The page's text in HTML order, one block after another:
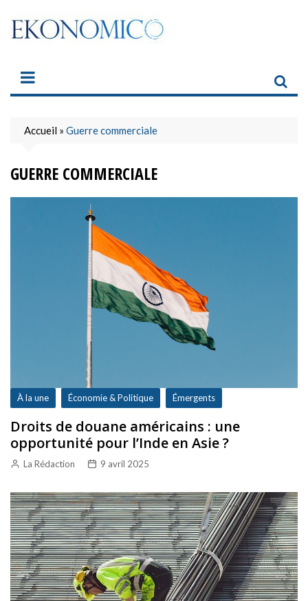
content
Accueil » Guerre commerciale
GUERRE COMMERCIALE
À la une Économie & Politique Émergents
Droits de douane américains : une
opportunité pour l’Inde en Asie ?
La Rédaction 9 avril 2025